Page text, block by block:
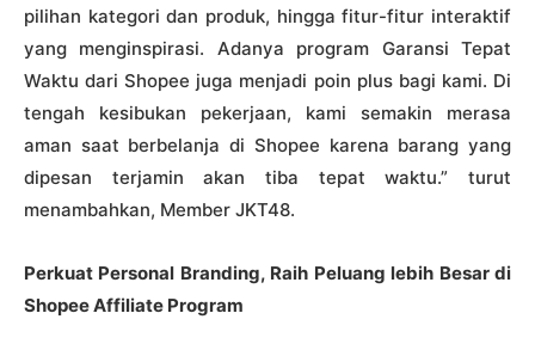
pilihan kategori dan produk, hingga fitur-fitur interaktif
yang menginspirasi. Adanya program Garansi Tepat
Waktu dari Shopee juga menjadi poin plus bagi kami. Di
tengah kesibukan pekerjaan, kami semakin merasa
aman saat berbelanja di Shopee karena barang yang
dipesan terjamin akan tiba tepat waktu.” turut
menambahkan, Member JKT48.
Perkuat Personal Branding, Raih Peluang lebih Besar di
Shopee Affiliate Program